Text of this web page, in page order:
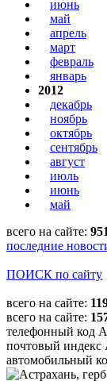
июнь
май
апрель
март
февраль
январь
2012
декабрь
ноябрь
октябрь
сентябрь
август
июль
июнь
май
всего на сайте:
последние
ПОИСК по сайту
всего на сайте:
всего на сайте:
телефонный код
почтовый индекс
автомобильный